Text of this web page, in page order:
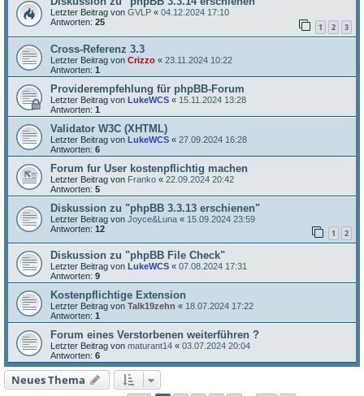
Letzter Beitrag von GVLP « 04.12.2024 17:10
Antworten: 25 1 2 3
Cross-Referenz 3.3
Letzter Beitrag von Crizzo « 23.11.2024 10:22
Antworten: 1
Providerempfehlung für phpBB-Forum
Letzter Beitrag von LukeWCS « 15.11.2024 13:28
Antworten: 1
Validator W3C (XHTML)
Letzter Beitrag von LukeWCS « 27.09.2024 16:28
Antworten: 6
Forum fur User kostenpflichtig machen
Letzter Beitrag von Franko « 22.09.2024 20:42
Antworten: 5
Diskussion zu "phpBB 3.3.13 erschienen"
Letzter Beitrag von Joyce&Luna « 15.09.2024 23:59
Antworten: 12 1 2
Diskussion zu "phpBB File Check"
Letzter Beitrag von LukeWCS « 07.08.2024 17:31
Antworten: 9
Kostenpflichtige Extension
Letzter Beitrag von Talk19zehn « 18.07.2024 17:22
Antworten: 1
Forum eines Verstorbenen weiterführen ?
Letzter Beitrag von maturant14 « 03.07.2024 20:04
Antworten: 6
Neues Thema